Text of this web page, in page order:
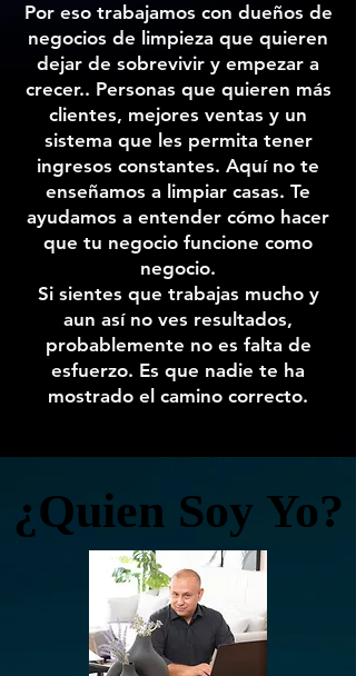
Por eso trabajamos con dueños de
negocios de limpieza que quieren
dejar de sobrevivir y empezar a
crecer.. Personas que quieren más
clientes, mejores ventas y un
sistema que les permita tener
ingresos constantes. Aquí no te
enseñamos a limpiar casas. Te
ayudamos a entender cómo hacer
que tu negocio funcione como
negocio.
Si sientes que trabajas mucho y
aun así no ves resultados,
probablemente no es falta de
esfuerzo. Es que nadie te ha
mostrado el camino correcto.
¿Quien Soy Yo?
¿Quien Soy Yo?